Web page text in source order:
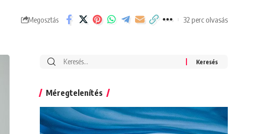
Megosztás 32 perc olvasás
Search
Méregtelenítés